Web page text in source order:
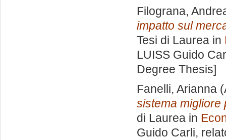
Filograna,
impatto sul
Tesi di Laurea in
LUISS Guido
Degree Thesis]
Fanelli, Arianna
sistema migliore
di Laurea in
Guido Carli,